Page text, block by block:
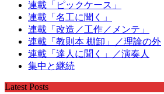
連載「ピックケース」
連載「名工に聞く」
連載「改造／工作／メンテ」
連載「教則本 棚卸」／理論の外
連載「達人に聞く」／演奏人
集中と継続
Latest Posts